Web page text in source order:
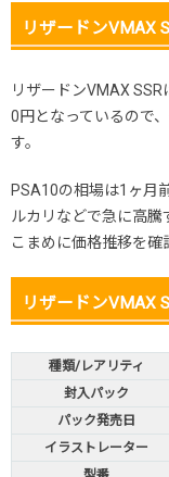
リザードンVMAX
リザードンVMAX
0円となっているので
す。
PSA10の相場は1ヶ月
ルカリなどで急に高
こまめに価格推移を確
リザードンVMAX
種類/レアリティ
封入パック
パック発売日
イラストレーター